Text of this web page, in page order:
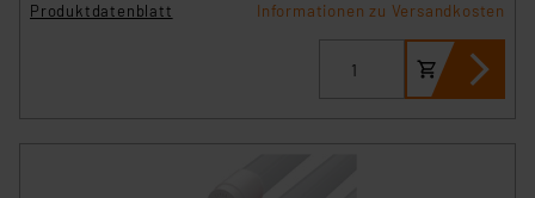
Produktdatenblatt
Informationen zu Versandkosten